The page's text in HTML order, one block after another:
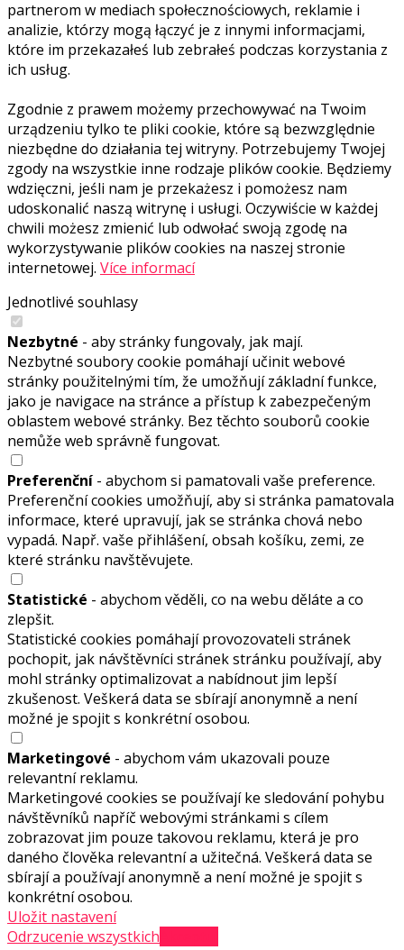
partnerom w mediach społecznościowych, reklamie i
analizie, którzy mogą łączyć je z innymi informacjami,
które im przekazałeś lub zebrałeś podczas korzystania z
ich usług.
Zgodnie z prawem możemy przechowywać na Twoim
urządzeniu tylko te pliki cookie, które są bezwzględnie
niezbędne do działania tej witryny. Potrzebujemy Twojej
zgody na wszystkie inne rodzaje plików cookie. Będziemy
wdzięczni, jeśli nam je przekażesz i pomożesz nam
udoskonalić naszą witrynę i usługi. Oczywiście w każdej
chwili możesz zmienić lub odwołać swoją zgodę na
wykorzystywanie plików cookies na naszej stronie
internetowej. Více informací
Jednotlivé souhlasy
Nezbytné - aby stránky fungovaly, jak mají.
Nezbytné soubory cookie pomáhají učinit webové
stránky použitelnými tím, že umožňují základní funkce,
jako je navigace na stránce a přístup k zabezpečeným
oblastem webové stránky. Bez těchto souborů cookie
nemůže web správně fungovat.
Preferenční - abychom si pamatovali vaše preference.
Preferenční cookies umožňují, aby si stránka pamatovala
informace, které upravují, jak se stránka chová nebo
vypadá. Např. vaše přihlášení, obsah košíku, zemi, ze
které stránku navštěvujete.
Statistické - abychom věděli, co na webu děláte a co
zlepšit.
Statistické cookies pomáhají provozovateli stránek
pochopit, jak návštěvníci stránek stránku používají, aby
mohl stránky optimalizovat a nabídnout jim lepší
zkušenost. Veškerá data se sbírají anonymně a není
možné je spojit s konkrétní osobou.
Marketingové - abychom vám ukazovali pouze
relevantní reklamu.
Marketingové cookies se používají ke sledování pohybu
návštěvníků napříč webovými stránkami s cílem
zobrazovat jim pouze takovou reklamu, která je pro
daného člověka relevantní a užitečná. Veškerá data se
sbírají a používají anonymně a není možné je spojit s
konkrétní osobou.
Uložit nastavení
Odrzucenie wszystkich